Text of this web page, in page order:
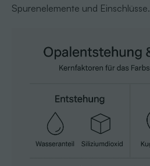
Spurenelemente und Einschlüsse.